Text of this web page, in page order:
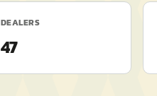
DEALERS
47